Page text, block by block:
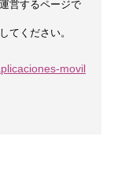
営するページで
てください。
movil